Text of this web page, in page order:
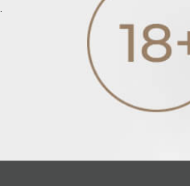
Aceto Balsamico di
Modena Platinum IGP, 6 %
acidity, 100 мл (набор:
360316/990645)
бальзамический